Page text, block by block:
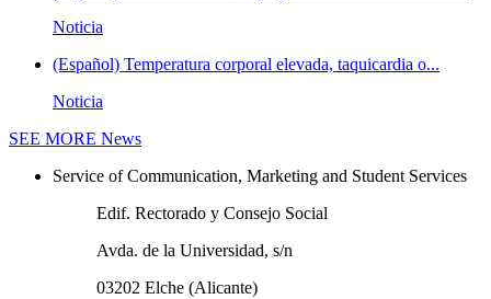
Noticia
(Español) Temperatura corporal elevada, taquicardia o...
Noticia
SEE MORE News
Service of Communication, Marketing and Student Services
Edif. Rectorado y Consejo Social
Avda. de la Universidad, s/n
03202 Elche (Alicante)